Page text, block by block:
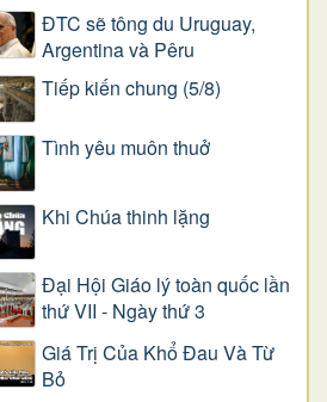
ĐTC sẽ tông du Uruguay,
Argentina và Pêru
Tiếp kiến chung (5/8)
Tình yêu muôn thuở
Khi Chúa thinh lặng
Đại Hội Giáo lý toàn quốc lần
thứ VII - Ngày thứ 3
Giá Trị Của Khổ Ðau Và Từ
Bỏ